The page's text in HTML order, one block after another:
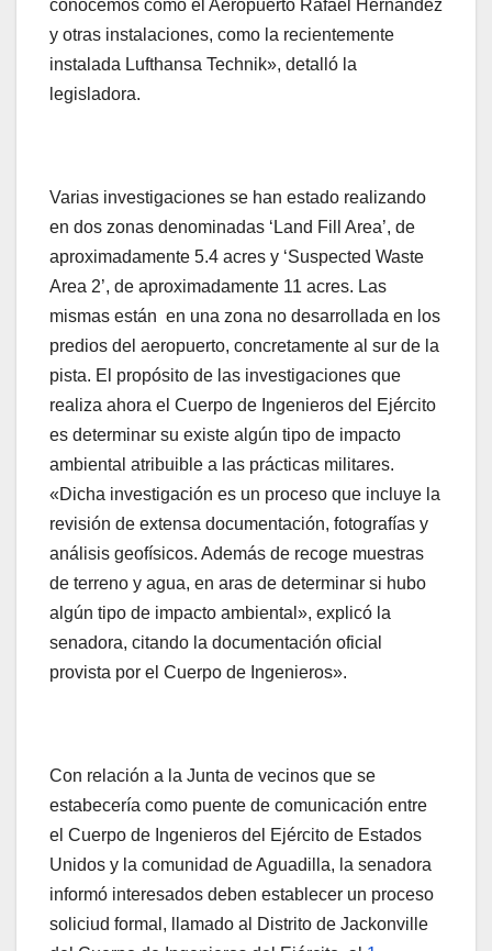
conocemos como el Aeropuerto Rafael Hernández
y otras instalaciones, como la recientemente
instalada Lufthansa Technik», detalló la
legisladora.
Varias investigaciones se han estado realizando
en dos zonas denominadas ‘Land Fill Area’, de
aproximadamente 5.4 acres y ‘Suspected Waste
Area 2’, de aproximadamente 11 acres. Las
mismas están en una zona no desarrollada en los
predios del aeropuerto, concretamente al sur de la
pista. El propósito de las investigaciones que
realiza ahora el Cuerpo de Ingenieros del Ejército
es determinar su existe algún tipo de impacto
ambiental atribuible a las prácticas militares.
«Dicha investigación es un proceso que incluye la
revisión de extensa documentación, fotografías y
análisis geofísicos. Además de recoge muestras
de terreno y agua, en aras de determinar si hubo
algún tipo de impacto ambiental», explicó la
senadora, citando la documentación oficial
provista por el Cuerpo de Ingenieros».
Con relación a la Junta de vecinos que se
estabecería como puente de comunicación entre
el Cuerpo de Ingenieros del Ejército de Estados
Unidos y la comunidad de Aguadilla, la senadora
informó interesados deben establecer un proceso
soliciud formal, llamado al Distrito de Jackonville